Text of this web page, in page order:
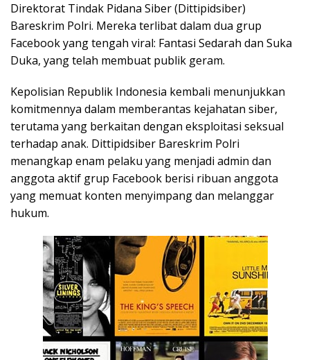
Direktorat Tindak Pidana Siber (Dittipidsiber)
Bareskrim Polri. Mereka terlibat dalam dua grup
Facebook yang tengah viral: Fantasi Sedarah dan Suka
Duka, yang telah membuat publik geram.
Kepolisian Republik Indonesia kembali menunjukkan
komitmennya dalam memberantas kejahatan siber,
terutama yang berkaitan dengan eksploitasi seksual
terhadap anak. Dittipidsiber Bareskrim Polri
menangkap enam pelaku yang menjadi admin dan
anggota aktif grup Facebook berisi ribuan anggota
yang memuat konten menyimpang dan melanggar
hukum.